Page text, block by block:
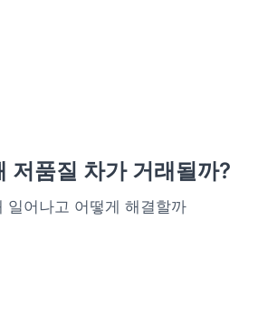
저품질 차가 거래될까?
일어나고 어떻게 해결할까